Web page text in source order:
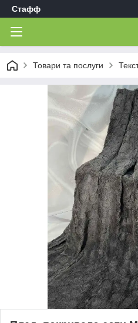
Стафф
Товари та послуги